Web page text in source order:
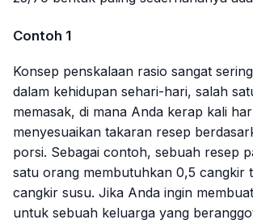
Contoh 1
Konsep penskalaan rasio sangat
dalam kehidupan sehari-hari, salah
memasak, di mana Anda kerap kali
menyesuaikan takaran resep
porsi. Sebagai contoh, sebuah resep
satu orang membutuhkan 0,5 cangkir
cangkir susu. Jika Anda ingin
untuk sebuah keluarga yang